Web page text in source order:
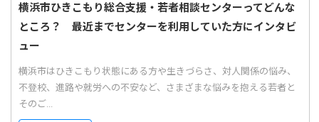
横浜市ひきこもり総合支援・若者相談センターってどんな
ところ？ 最近までセンターを利用していた方にインタビ
ュー
横浜市はひきこもり状態にある方や生きづらさ、対人関係の悩み、
不登校、進路や就労への不安など、さまざまな悩みを抱える若者と
そのご...